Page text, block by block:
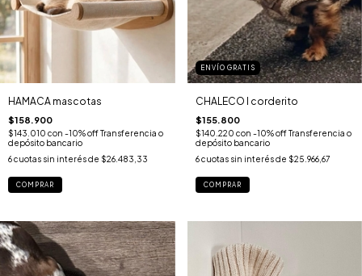
HAMACA mascotas
$158.900
$143.010 con -10% off Transferencia o
depósito bancario
6cuotas sin interés de $26.483,33
COMPRAR
ENVÍO GRATIS
CHALECO I corderito
$155.800
$140.220 con -10% off Transferencia o
depósito bancario
6 cuotas sin interés de $25.966,67
COMPRAR